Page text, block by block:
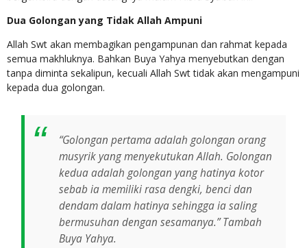
Dua Golongan yang Tidak Allah Ampuni
Allah Swt akan membagikan pengampunan dan rahmat kepada
semua makhluknya. Bahkan Buya Yahya menyebutkan dengan
tanpa diminta sekalipun, kecuali Allah Swt tidak akan mengampuni
kepada dua golongan.
“Golongan pertama adalah golongan orang
musyrik yang menyekutukan Allah. Golongan
kedua adalah golongan yang hatinya kotor
sebab ia memiliki rasa dengki, benci dan
dendam dalam hatinya sehingga ia saling
bermusuhan dengan sesamanya.” Tambah
Buya Yahya.